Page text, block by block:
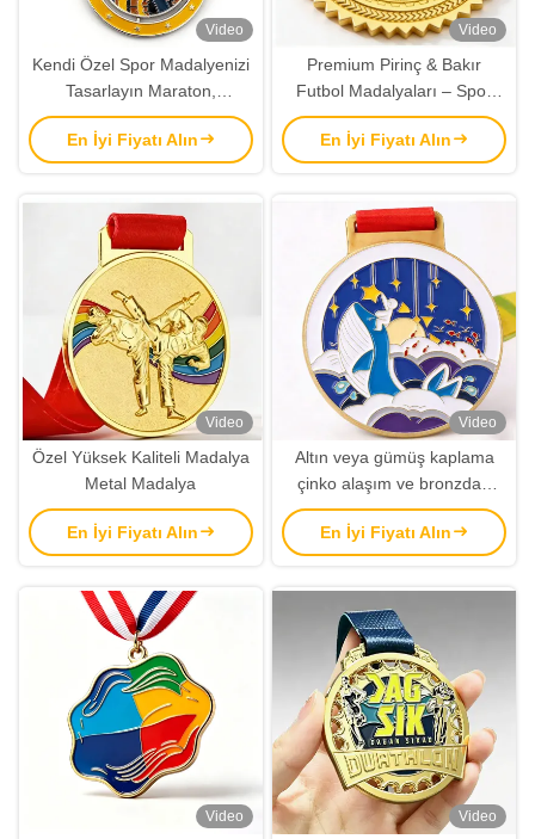
Video
Kendi Özel Spor Madalyenizi
Tasarlayın Maraton,
Mezuniyet ve Ödüller için
Altın UV Baskı ile 3B Çinko
Alaşımı
En İyi Fiyatı Alın
Video
Premium Pirinç & Bakır
Futbol Madalyaları – Spor
Etkinlikleri Ödülü
En İyi Fiyatı Alın
Video
Özel Yüksek Kaliteli Madalya
Metal Madalya
En İyi Fiyatı Alın
Video
Altın veya gümüş kaplama
çinko alaşım ve bronzdan
özel spor madalyaları toptan
fiyatlarla oluşturun.
En İyi Fiyatı Alın
Video Video